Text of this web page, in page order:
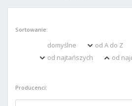
Sortowanie:
domyślne od A do Z
od najtańszych
od
Producenci: